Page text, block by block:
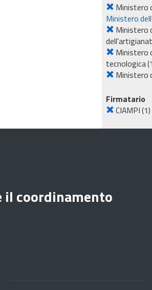
Ministero
Ministero
Ministero
Ministero
tecnologica
Ministero
Firmatario
CIAMPI(1)
il coordinamento